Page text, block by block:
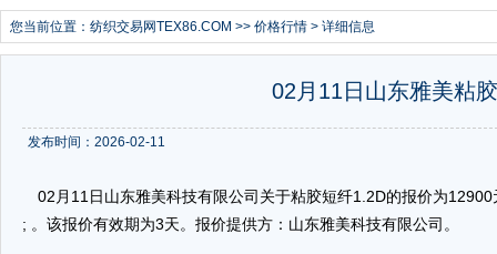
您当前位置： 纺织交易网TEX86.COM >> 价格行情 > 详细信息
02月11日山东雅美粘
发布时间：2026-02-11
02月11日山东雅美科技有限公司关于粘胶短纤1.2D的报价为
; 。该报价有效期为3天。报价提供方：山东雅美科技有限公司。